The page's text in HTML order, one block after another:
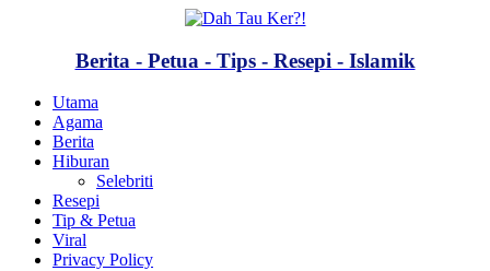
Berita - Petua - Tips - Resepi - Islamik
Utama
Agama
Berita
Hiburan
Selebriti
Resepi
Tip & Petua
Viral
Privacy Policy